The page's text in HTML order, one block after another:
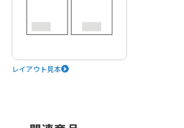
レイアウト見本